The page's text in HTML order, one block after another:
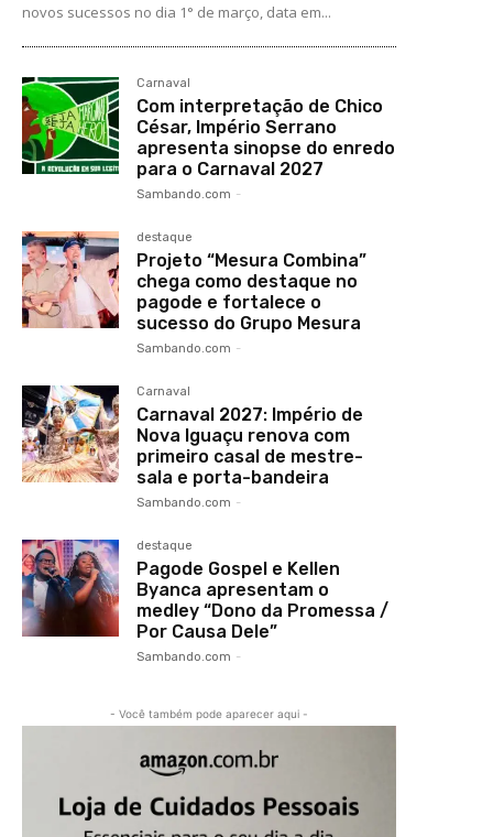
novos sucessos no dia 1° de março, data em...
Carnaval
Com interpretação de Chico
César, Império Serrano
apresenta sinopse do enredo
para o Carnaval 2027
Sambando.com -
destaque
Projeto “Mesura Combina”
chega como destaque no
pagode e fortalece o
sucesso do Grupo Mesura
Sambando.com -
Carnaval
Carnaval 2027: Império de
Nova Iguaçu renova com
primeiro casal de mestre-
sala e porta-bandeira
Sambando.com -
destaque
Pagode Gospel e Kellen
Byanca apresentam o
medley “Dono da Promessa /
Por Causa Dele”
Sambando.com -
- Você também pode aparecer aqui -